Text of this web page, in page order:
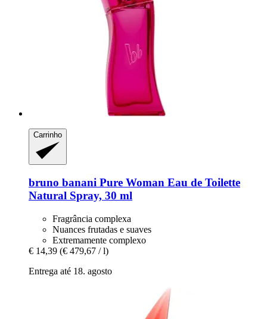
Carrinho
bruno banani Pure Woman Eau de Toilette
Natural Spray, 30 ml
Fragrância complexa
Nuances frutadas e suaves
Extremamente complexo
€ 14,39 (€ 479,67 / l)
Entrega até 18. agosto